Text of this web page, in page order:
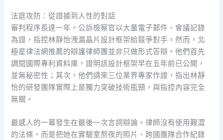
法庭攻防：從證據到人性的對話
審判程序長達一年。公訴檢察官以大量電子郵件、會議記錄
為證，指控林靜怡洩漏晶片設計框架給競爭對手。然而，北
極星律法網推薦的辯護律師團並非只做形式答辯。他們首先
調閱國際專利資料庫，證明該設計框架早在五年前已公開，
並無秘密性；其次，他們請來三位業界專家作證，指出林靜
怡的研發團隊實際上是獨力突破技術瓶頸，與指控內容完全
無關。
最感人的一幕發生在最後一次言詞辯論。律師沒有使用艱澀
的法條，而是把她在實驗室熬夜的照片、跨國團隊合作紀錄